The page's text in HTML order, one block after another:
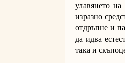
улавянето
изразно
отдръпне и
да идва
така и